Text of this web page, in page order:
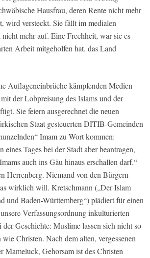
Hausfrau, deren Rente nicht mehr
wird versteckt. Sie fällt im medialen
mehr auf. Eine Frechheit, war sie es
Arbeit mitgeholfen hat, das Land
Auflageneinbrüche kämpfenden Medien
der Lobpreisung des Islams und der
Sie feiern ausgerechnet die neuen
Staat gesteuerten DITIB-Gemeinden
Imam zu Wort kommen:
eines Tages bei der Stadt aber beantragen,
auch ins Gäu hinaus erschallen darf.“
Herrenberg. Niemand von den Bürgern
wirklich will. Kretschmann („Der Islam
und Baden-Württemberg“) plädiert für einen
Verfassungsordnung inkulturierten
Geschichte: Muslime lassen sich nicht so
Christen. Nach dem alten, vergessenen
Mameluck, Gehorsam ist des Christen